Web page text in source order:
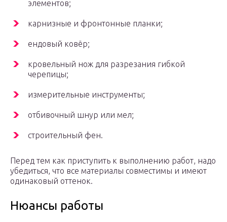
элементов;
карнизные и фронтонные планки;
ендовый ковёр;
кровельный нож для разрезания гибкой
черепицы;
измерительные инструменты;
отбивочный шнур или мел;
строительный фен.
Перед тем как приступить к выполнению работ, надо
убедиться, что все материалы совместимы и имеют
одинаковый оттенок.
Нюансы работы